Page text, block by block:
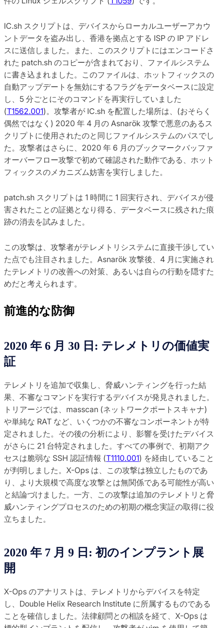
IC.sh スクリプトは、デバイスからローカルユーザーアカウ
ントデータを盗み出し、香港を拠点とする ISP の IP アドレ
スに送信しました。また、このスクリプトにはエンコードさ
れた patch.sh のコピーが含まれており、ファイルシステム
に書き込まれました。このファイルは、ホットフィックスの
自動アップデートを無効にするフラグをデータベースに設定
し、5 分ごとにそのコマンドを再実行していました
(T1562.001)。攻撃者が IC.sh を配置した場所は、(おそらく
偶然ではなく) 2020 年 4 月の Asnarök 攻撃で悪意のあるス
クリプトに使用されたのと同じファイルシステムのパスでし
た。攻撃者はさらに、2020 年 6 月のブックマークバッファ
オーバーフロー攻撃で初めて確認された動作である、ホット
フィックスのメカニズム妨害を実行しました。
patch.sh スクリプトは 1 時間に 1 回実行され、デバイスが侵
害されたことの証拠となり得る、データベースに残された痕
跡の消去を試みました。
この攻撃は、攻撃者がテレメトリシステムに直接干渉してい
た点でも注目されました。Asnarök 攻撃後、4 月に実施され
たテレメトリの改善への対策、あるいは自らの行動を隠すた
めだと考えられます。
前進的な防御
2020 年 6 月 30 日: テレメトリの価値実
証
テレメトリを追加で収集し、脅威ハンティングを行った結
果、不審なコマンドを実行するデバイスが発見されました。
トリアージでは、masscan (ネットワークポートスキャナ)
や単純な RAT など、いくつかの不審なコンポーネントが特
定されました。その後の分析により、影響を受けたデバイス
がさらに 21 台特定されました。すべての事例で、初期アク
セスは脆弱な SSH 認証情報 (T1110.001) を経由していること
が判明しました。X-Ops は、この攻撃は独立したものであ
り、より大規模で高度な攻撃とは無関係である可能性が高い
と結論づけました。一方、この攻撃は追加のテレメトリと脅
威ハンティングプロセスのための初期の概念実証の取得に役
立ちました。
2020 年 7 月 9 日: 初のインプラント展
開
X-Ops のアナリストは、テレメトリからデバイスを特定
し、Double Helix Research Institute に所属するものである
ことを確信しました。法律顧問との相談を経て、X-Ops は